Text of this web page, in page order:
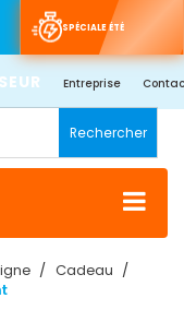
SPÉCIALE ÉTÉ
Entreprise
Rechercher
Cadeau